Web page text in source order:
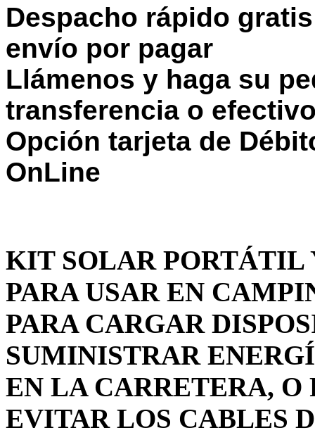
Despacho rápido
envío por pagar
Llámenos y haga su
transferencia o
Opción tarjeta de
OnLine
KIT SOLAR
PARA USAR EN
PARA CARGAR
SUMINISTRAR
EN LA CARRETERA, O
EVITAR LOS CABLES